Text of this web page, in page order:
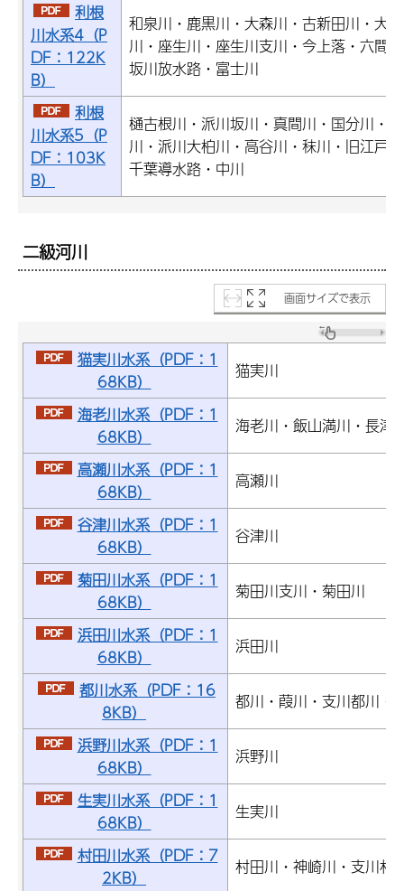
利根
川水系4（P
DF：122K
B）
和泉川・鹿黒川・大森川・古新田川・大
川・座生川・座生川支川・今上落・六間
坂川放水路・富士川
利根
川水系5（P
DF：103K
B）
樋古根川・派川坂川・真間川・国分川・
川・派川大柏川・高谷川・秣川・旧江戸
千葉導水路・中川
二級河川
画面サイズで表示
猫実川水系（PDF：1
68KB）
猫実川
海老川水系（PDF：1
68KB）
海老川・飯山満川・長津
高瀬川水系（PDF：1
68KB）
高瀬川
谷津川水系（PDF：1
68KB）
谷津川
菊田川水系（PDF：1
68KB）
菊田川支川・菊田川
浜田川水系（PDF：1
68KB）
浜田川
都川水系（PDF：16
8KB）
都川・葭川・支川都川・
浜野川水系（PDF：1
68KB）
浜野川
生実川水系（PDF：1
68KB）
生実川
村田川水系（PDF：7
2KB）
村田川・神崎川・支川村